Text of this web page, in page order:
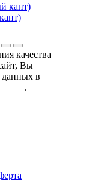
качества
Вы
данных в
.